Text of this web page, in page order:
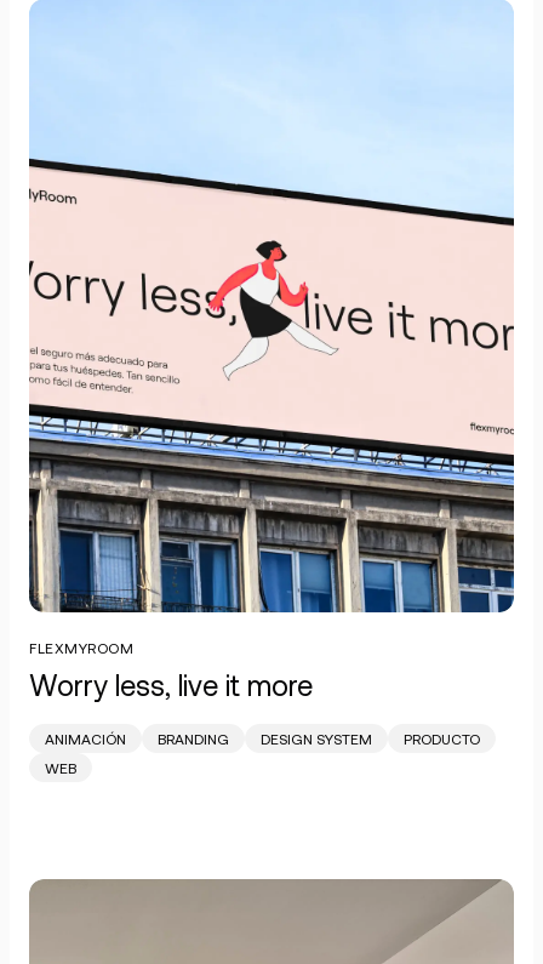
FLEXMYROOM
Worry less, live it more
ANIMACIÓN BRANDING DESIGN SYSTEM
PRODUCTO
WEB